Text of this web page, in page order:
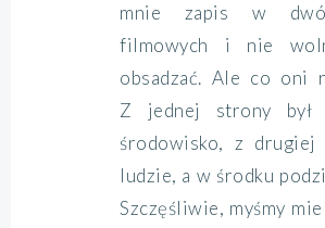
mnie zapis w
filmowych i nie
obsadzać. Ale co oni
Z jednej strony był
środowisko, z
ludzie, a w środku
Szczęśliwie, myśmy